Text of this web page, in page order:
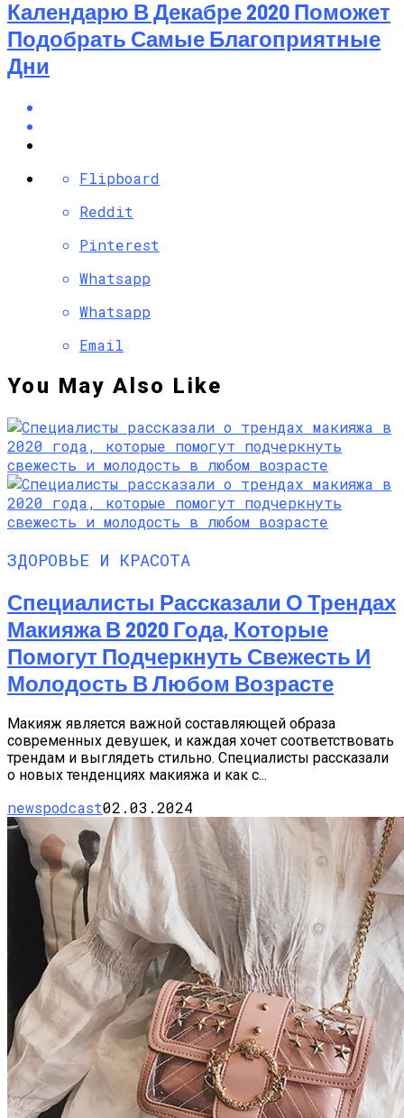
Календарю В Декабре 2020 Поможет
Подобрать Самые Благоприятные
Дни
Flipboard
Reddit
Pinterest
Whatsapp
Whatsapp
Email
You May Also Like
ЗДОРОВЬЕ И КРАСОТА
Специалисты Рассказали О Трендах
Макияжа В 2020 Года, Которые
Помогут Подчеркнуть Свежесть И
Молодость В Любом Возрасте
Макияж является важной составляющей образа
современных девушек, и каждая хочет соответствовать
трендам и выглядеть стильно. Специалисты рассказали
о новых тенденциях макияжа и как с...
newspodcast02.03.2024